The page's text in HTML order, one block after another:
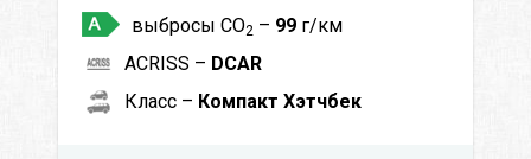
выбросы CO2 – 99 г/км
ACRISS – DCAR
Класс – Компакт Хэтчбек